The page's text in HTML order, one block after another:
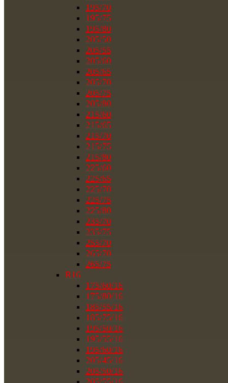
195/70
195/75
195/80
205/50
205/55
205/60
205/65
205/70
205/75
205/80
215/60
215/65
215/70
215/75
215/80
225/60
225/65
225/70
225/75
225/80
235/70
235/75
255/70
265/70
265/75
R16
175/60/16
175/80/16
185/55/16
185/75/16
195/50/16
195/55/16
195/60/16
205/45/16
205/50/16